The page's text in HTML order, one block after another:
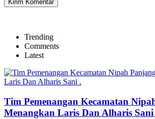
Trending
Comments
Latest
Tim Pemenangan Kecamatan
Menangkan Laris Dan Alharis Sani